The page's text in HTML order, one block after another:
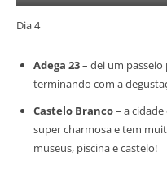
Dia 4
Adega 23– dei um
terminando com a
Castelo Branco– a
super charmosa e tem
museus, piscina e castelo!